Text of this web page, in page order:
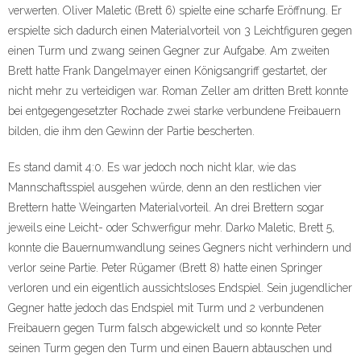
verwerten. Oliver Maletic (Brett 6) spielte eine scharfe Eröffnung. Er
erspielte sich dadurch einen Materialvorteil von 3 Leichtfiguren gegen
einen Turm und zwang seinen Gegner zur Aufgabe. Am zweiten
Brett hatte Frank Dangelmayer einen Königsangriff gestartet, der
nicht mehr zu verteidigen war. Roman Zeller am dritten Brett konnte
bei entgegengesetzter Rochade zwei starke verbundene Freibauern
bilden, die ihm den Gewinn der Partie bescherten.
Es stand damit 4:0. Es war jedoch noch nicht klar, wie das
Mannschaftsspiel ausgehen würde, denn an den restlichen vier
Brettern hatte Weingarten Materialvorteil. An drei Brettern sogar
jeweils eine Leicht- oder Schwerfigur mehr. Darko Maletic, Brett 5,
konnte die Bauernumwandlung seines Gegners nicht verhindern und
verlor seine Partie. Peter Rügamer (Brett 8) hatte einen Springer
verloren und ein eigentlich aussichtsloses Endspiel. Sein jugendlicher
Gegner hatte jedoch das Endspiel mit Turm und 2 verbundenen
Freibauern gegen Turm falsch abgewickelt und so konnte Peter
seinen Turm gegen den Turm und einen Bauern abtauschen und